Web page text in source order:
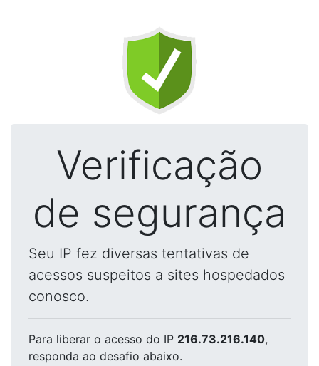
Verificação
de segurança
Seu IP fez diversas tentativas de
acessos suspeitos a sites hospedados
conosco.
Para liberar o acesso do IP 216.73.216.140,
responda ao desafio abaixo.